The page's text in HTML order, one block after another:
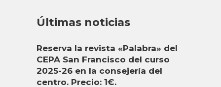
Últimas noticias
Reserva la revista «Palabra» del
CEPA San Francisco del curso
2025-26 en la consejería del
centro. Precio: 1€.